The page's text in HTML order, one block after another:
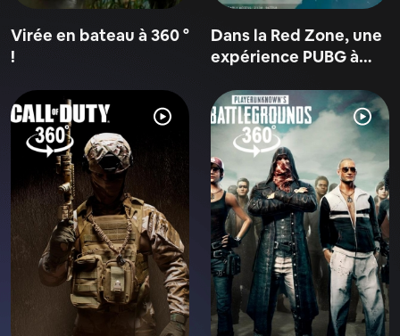
Virée en bateau à 360 °
!
Dans la Red Zone, une
expérience PUBG à